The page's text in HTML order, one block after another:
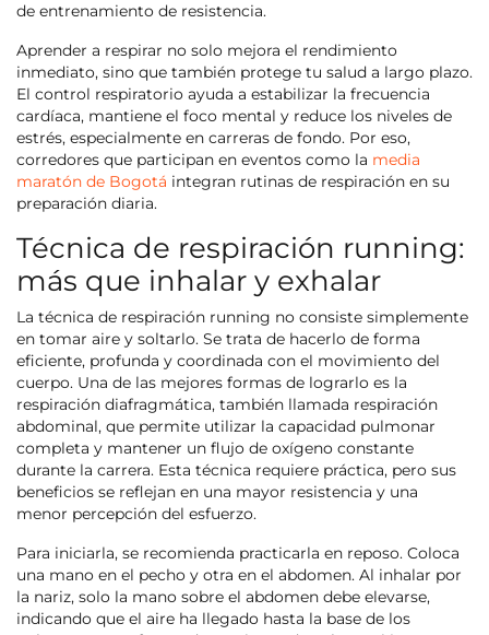
de entrenamiento de resistencia.
Aprender a respirar no solo mejora el rendimiento
inmediato, sino que también protege tu salud a largo plazo.
El control respiratorio ayuda a estabilizar la frecuencia
cardíaca, mantiene el foco mental y reduce los niveles de
estrés, especialmente en carreras de fondo. Por eso,
corredores que participan en eventos como la media
maratón de Bogotá integran rutinas de respiración en su
preparación diaria.
Técnica de respiración running:
más que inhalar y exhalar
La técnica de respiración running no consiste simplemente
en tomar aire y soltarlo. Se trata de hacerlo de forma
eficiente, profunda y coordinada con el movimiento del
cuerpo. Una de las mejores formas de lograrlo es la
respiración diafragmática, también llamada respiración
abdominal, que permite utilizar la capacidad pulmonar
completa y mantener un flujo de oxígeno constante
durante la carrera. Esta técnica requiere práctica, pero sus
beneficios se reflejan en una mayor resistencia y una
menor percepción del esfuerzo.
Para iniciarla, se recomienda practicarla en reposo. Coloca
una mano en el pecho y otra en el abdomen. Al inhalar por
la nariz, solo la mano sobre el abdomen debe elevarse,
indicando que el aire ha llegado hasta la base de los